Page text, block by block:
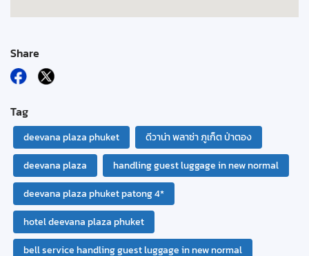
Share
Tag
deevana plaza phuket
ดีวาน่า พลาซ่า ภูเก็ต ป่าตอง
deevana plaza
handling guest luggage in new normal
deevana plaza phuket patong 4*
hotel deevana plaza phuket
bell service handling guest luggage in new normal